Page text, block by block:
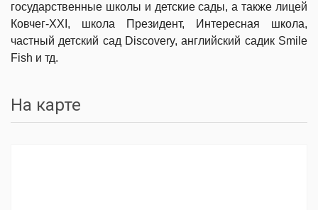
государственные школы и детские сады, а также лицей
Ковчег-XXI, школа Президент, Интересная школа,
частный детский сад Discovery, английский садик Smile
Fish и тд.
На карте